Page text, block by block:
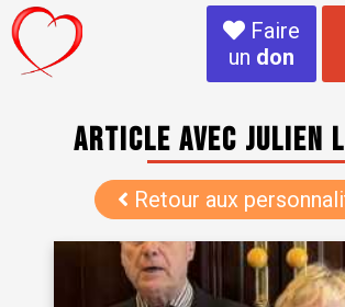
Faire
un don
Article avec Julien
Retour aux